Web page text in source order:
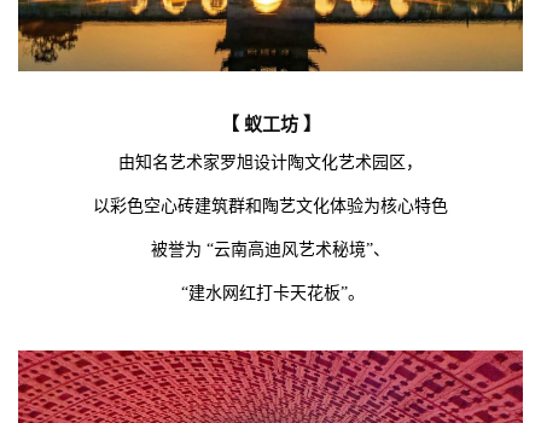
【 蚁工坊 】
由知名艺术家罗旭设计陶文化艺术园区，
以‌彩色空心砖建筑群‌和‌陶艺文化体验‌为核心特色
被誉为 “云南高迪风艺术秘境”、
“建水网红打卡天花板”。